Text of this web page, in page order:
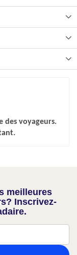
des voyageurs.
meilleures
Inscrivez-